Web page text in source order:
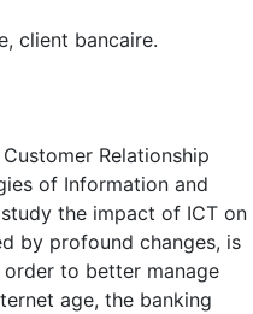
client bancaire.
Relationship
of Information and
the impact of ICT on
by profound changes, is
to better manage
age, the banking